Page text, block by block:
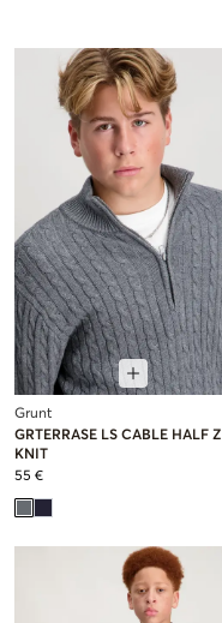
Grunt
GRTERRASE LS CABLE HALF
KNIT
55 €